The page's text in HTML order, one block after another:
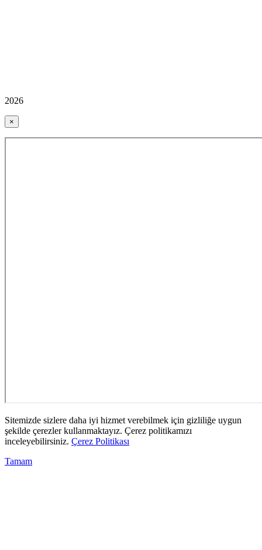
2026
×
Sitemizde sizlere daha iyi hizmet verebilmek için gizliliğe uygun
şekilde çerezler kullanmaktayız. Çerez politikamızı
inceleyebilirsiniz. Çerez Politikası
Tamam